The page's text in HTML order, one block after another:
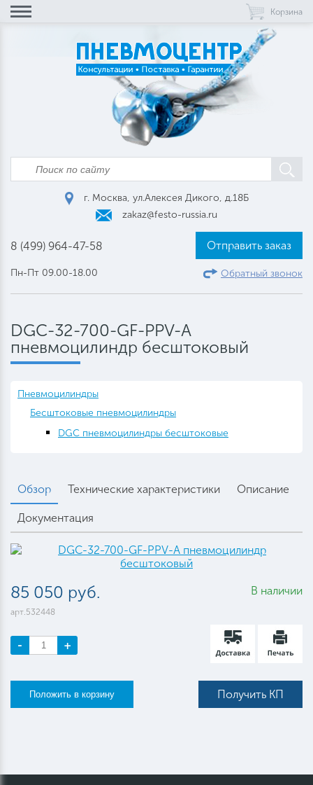
Корзина
г. Москва, ул.Алексея Дикого, д.18Б
zakaz@festo-russia.ru
8 (499) 964-47-58
Пн-Пт 09.00-18.00
Отправить заказ
Обратный звонок
DGC-32-700-GF-PPV-A
пневмоцилиндр бесштоковый
Пневмоцилиндры
Бесштоковые пневмоцилиндры
DGC пневмоцилиндры бесштоковые
Обзор Технические характеристики Описание
Документация
85 050 руб.
арт.532448
В наличии
- +
Получить КП